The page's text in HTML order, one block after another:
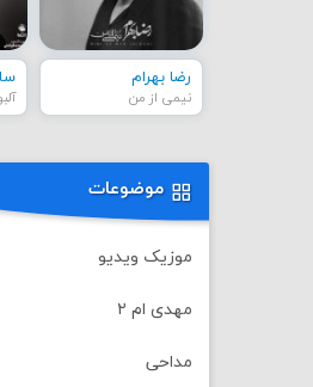
رضا بهرام
نیمی از من
موضوعات
موزیک ویدیو
مهدی ام ۲
مداحی